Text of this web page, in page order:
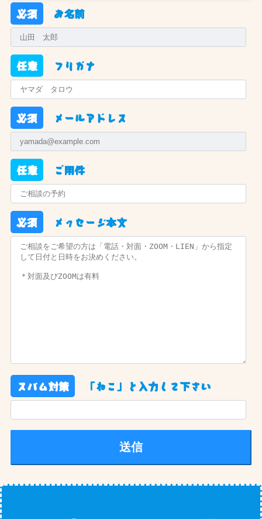
必須 お名前
任意 フリガナ
必須 メールアドレス
任意 ご用件
必須 メッセージ本文
スパム対策 「ねこ」と入力して下さい